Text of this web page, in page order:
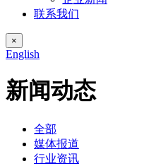
联系我们
×
English
新闻动态
全部
媒体报道
行业资讯